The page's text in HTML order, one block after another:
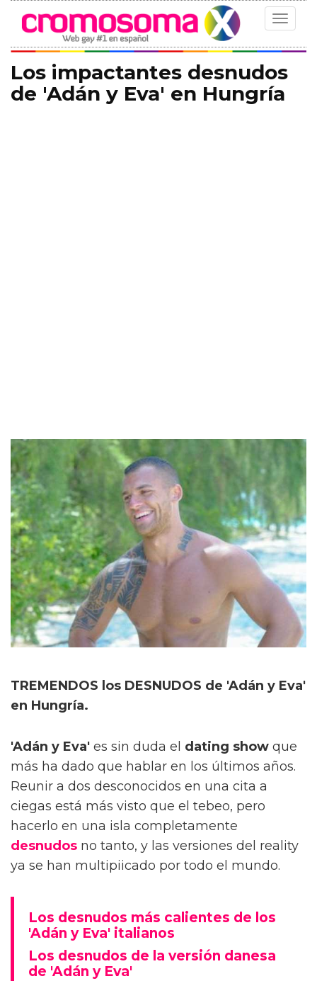
Toggle
Los impactantes desnudos
de 'Adán y Eva' en Hungría
TREMENDOS los DESNUDOS de 'Adán y Eva'
en Hungría.
'Adán y Eva' es sin duda el dating show que
más ha dado que hablar en los últimos años.
Reunir a dos desconocidos en una cita a
ciegas está más visto que el tebeo, pero
hacerlo en una isla completamente
desnudos no tanto, y las versiones del reality
ya se han multipiicado por todo el mundo.
Los desnudos más calientes de los
'Adán y Eva' italianos
Los desnudos de la versión danesa
de 'Adán y Eva'